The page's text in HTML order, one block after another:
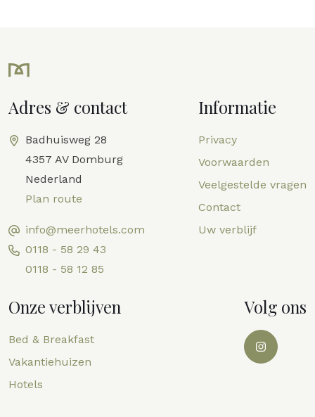
Adres & contact
Badhuisweg 28
4357 AV Domburg
Nederland
Plan route
info@meerhotels.com
0118 - 58 29 43
0118 - 58 12 85
Informatie
Privacy
Voorwaarden
Veelgestelde vragen
Contact
Uw verblijf
Onze verblijven
Bed & Breakfast
Vakantiehuizen
Hotels
Volg ons